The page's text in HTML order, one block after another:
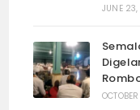
JUNE